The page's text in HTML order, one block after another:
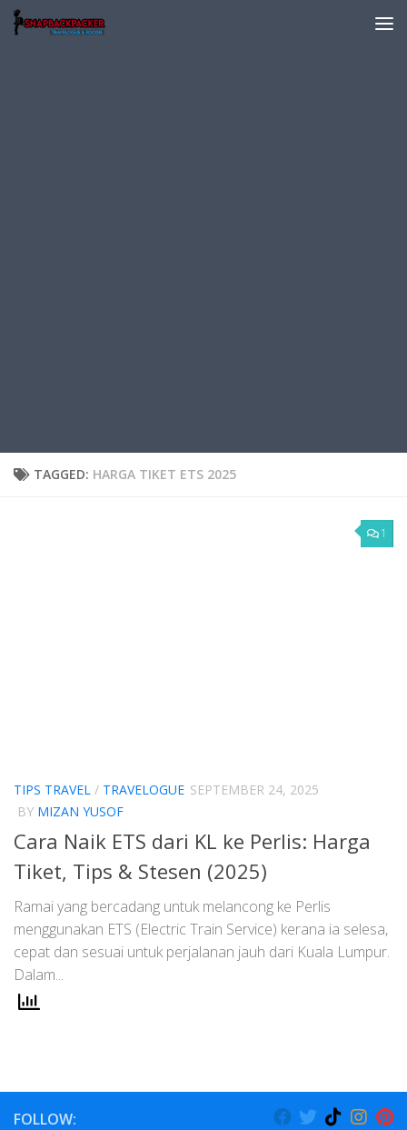
Skip to content
TAGGED: HARGA TIKET ETS 2025
1
TIPS TRAVEL / TRAVELOGUE SEPTEMBER 24, 2025
BY MIZAN YUSOF
Cara Naik ETS dari KL ke Perlis: Harga
Tiket, Tips & Stesen (2025)
Ramai yang bercadang untuk melancong ke Perlis
menggunakan ETS (Electric Train Service) kerana ia selesa,
cepat dan sesuai untuk perjalanan jauh dari Kuala Lumpur.
Dalam...
FOLLOW: